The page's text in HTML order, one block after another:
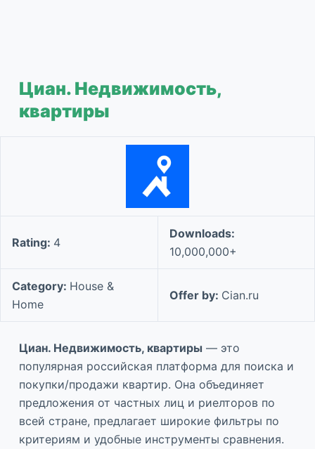
Циан. Недвижимость,
квартиры
Rating: 4
Downloads:
10,000,000+
Category: House &
Home
Offer by: Cian.ru
Циан. Недвижимость, квартиры — это
популярная российская платформа для поиска и
покупки/продажи квартир. Она объединяет
предложения от частных лиц и риелторов по
всей стране, предлагает широкие фильтры по
критериям и удобные инструменты сравнения.